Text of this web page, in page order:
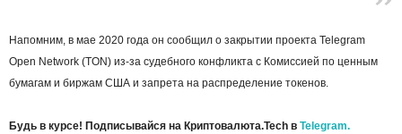
Напомним, в мае 2020 года он сообщил о закрытии проекта Telegram
Open Network (TON) из-за судебного конфликта с Комиссией по ценным
бумагам и биржам США и запрета на распределение токенов.
Будь в курсе! Подписывайся на Криптовалюта.Tech в Telegram.